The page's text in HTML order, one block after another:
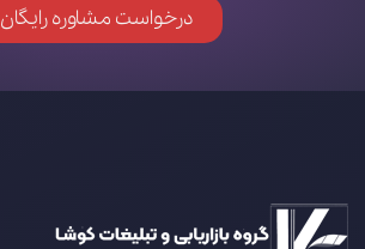
درخواست مشاوره رایگان